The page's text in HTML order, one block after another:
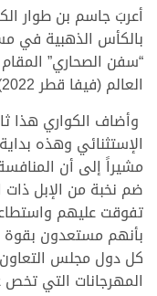
أعربَ جاسم بن طوار
بالكأس الذهبية في
“سفن الصحاري”
العالم (فيفا قطر 2022).
وأضاف الكواري هذا
الإستثنائي وهذه
مشيراً إلى أن
ضم نخبة من الإبل ذات
تفوقت عليهم
بأنهم مستعدون بقوة
كل دول مجلس التعاون
المهرجانات التي تخص